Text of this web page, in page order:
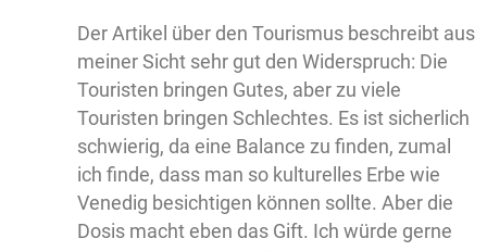
Der Artikel über den Tourismus beschreibt aus
meiner Sicht sehr gut den Widerspruch: Die
Touristen bringen Gutes, aber zu viele
Touristen bringen Schlechtes. Es ist sicherlich
schwierig, da eine Balance zu finden, zumal
ich finde, dass man so kulturelles Erbe wie
Venedig besichtigen können sollte. Aber die
Dosis macht eben das Gift. Ich würde gerne